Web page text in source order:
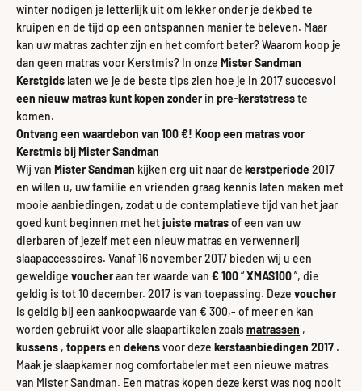
winter nodigen je letterlijk uit om lekker onder je dekbed te
kruipen en de tijd op een ontspannen manier te beleven. Maar
kan uw matras zachter zijn en het comfort beter? Waarom koop je
dan geen matras voor Kerstmis? In onze Mister Sandman
Kerstgids laten we je de beste tips zien hoe je in 2017 succesvol
een nieuw matras kunt kopen zonderin pre-kerststresste
komen.
Ontvang een waardebon van 100 €! Koop een matras voor
Kerstmis bijMister Sandman
Wij van Mister Sandman kijken erg uit naar de kerstperiode 2017
en willen u, uw familie en vrienden graag kennis laten maken met
mooie aanbiedingen, zodat u de contemplatieve tijd van het jaar
goed kunt beginnen met hetjuiste matrasof een van uw
dierbaren of jezelf met een nieuw matras en verwennerij
slaapaccessoires. Vanaf 16 november 2017 bieden wij u een
geweldige voucheraan ter waarde van € 100“XMAS100”, die
geldig is tot 10 december. 2017 is van toepassing. Deze voucher
is geldig bij een aankoopwaarde van € 300,- of meer en kan
worden gebruikt voor alle slaapartikelen zoalsmatrassen ,
kussens , toppersen dekensvoor deze kerstaanbiedingen 2017 .
Maak je slaapkamer nog comfortabeler met een nieuwe matras
van Mister Sandman. Een matras kopen deze kerst was nog nooit